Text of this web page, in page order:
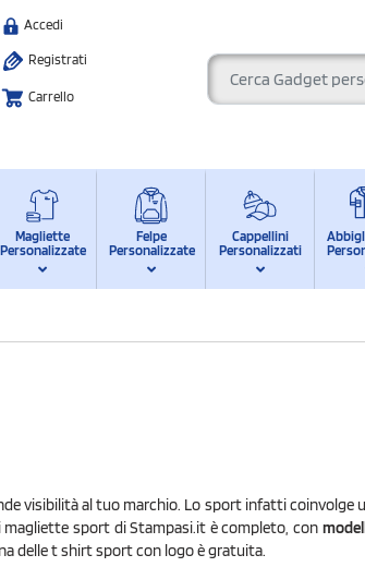
Accedi
Registrati
Carrello
Magliette
Personalizzate
Felpe
Personalizzate
Cappellini
Personalizzati
visibilità al tuo marchio. Lo sport infatti coinvolge
magliette sport di Stampasi.it è completo, con
delle t shirt sport con logo è gratuita.